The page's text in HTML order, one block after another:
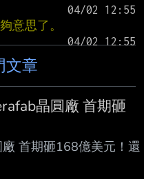
意思了。
文章
晶圓廠 首期砸
首期砸168億美元！還